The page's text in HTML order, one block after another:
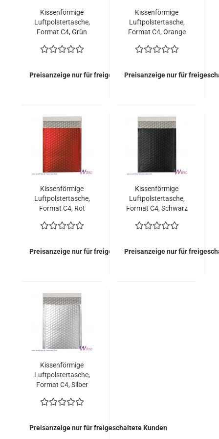
Kissenförmige
Luftpolstertasche,
Format C4, Grün
Stück = 149,00 Euro)
Preisanzeige nur für freigeschaltete Kunden
Kissenförmige
Luftpolstertasche,
Format C4, Orange
Stück = 149,00 Euro)
Preisanzeige nur für
Kissenförmige
Luftpolstertasche,
Format C4, Rot
Stück = 149,00 Euro)
Preisanzeige nur für freigeschaltete Kunden
Kissenförmige
Luftpolstertasche,
Format C4, Schwarz
Stück = 149,00 Euro)
Preisanzeige nur für
Kissenförmige
Luftpolstertasche,
Format C4, Silber
Stück = 149,00 Euro)
Preisanzeige nur für freigeschaltete Kunden